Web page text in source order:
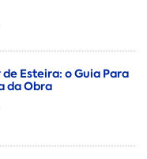
Esteira: o Guia Para
da Obra